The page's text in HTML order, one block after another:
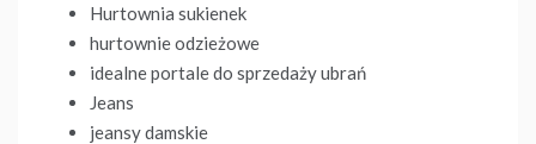
Hurtownia sukienek
hurtownie odzieżowe
idealne portale do sprzedaży ubrań
Jeans
jeansy damskie